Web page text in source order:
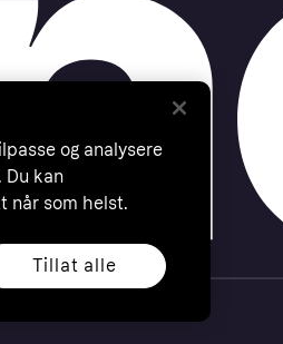
og analysere
Du kan
når som helst.
Tillat alle